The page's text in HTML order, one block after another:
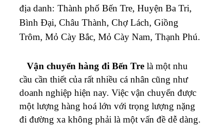
địa danh: Thành phố Bến Tre, Huyện Ba Tri,
Bình Đại, Châu Thành, Chợ Lách, Giồng
Trôm, Mỏ Cày Bắc, Mỏ Cày Nam, Thạnh Phú.
Vận chuyển hàng đi Bến Tre là một nhu
cầu cần thiết của rất nhiều cá nhân cũng như
doanh nghiệp hiện nay. Việc vận chuyển được
một lượng hàng hoá lớn với trọng lượng nặng
đi đường xa không phải là một vấn đề dễ dàng.